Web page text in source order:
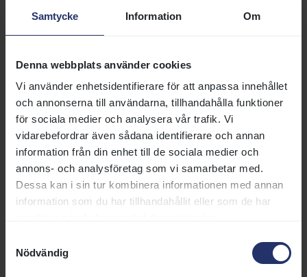
Samtycke Information Om
Denna webbplats använder cookies
Vi använder enhetsidentifierare för att anpassa innehållet
och annonserna till användarna, tillhandahålla funktioner
för sociala medier och analysera vår trafik. Vi
vidarebefordrar även sådana identifierare och annan
information från din enhet till de sociala medier och
annons- och analysföretag som vi samarbetar med.
Dessa kan i sin tur kombinera informationen med annan
information som du har tillhandahållit eller som de har
Nödvändig
Svensk Galopps verksamhet som organ med
engelska fullblod
Svensk Galopps Ideell Förenings avelsprogram för
engelska fullblod
Skandinaviskt och
internationellt samarbete kring
Svensk Galopp Ideell Förening representerar den